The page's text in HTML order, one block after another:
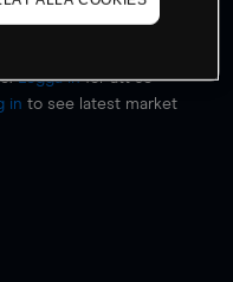
Logga inför att se
in to see latest market